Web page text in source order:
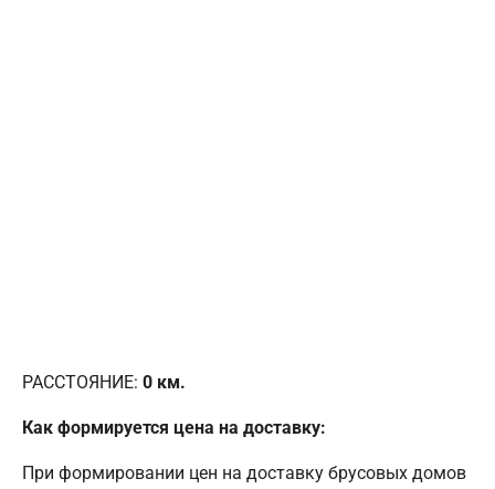
РАССТОЯНИЕ: 0 км.
Как формируется цена на доставку:
При формировании цен на доставку брусовых домов